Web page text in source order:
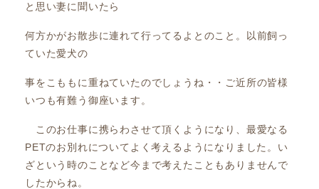
と思い妻に聞いたら
何方かがお散歩に連れて行ってるよとのこと。以前飼っ
ていた愛犬の
事をこももに重ねていたのでしょうね・・ご近所の皆様
いつも有難う御座います。
このお仕事に携らわさせて頂くようになり、最愛なる
PETのお別れについてよく考えるようになりました。い
ざという時のことなど今まで考えたこともありませんで
したからね。